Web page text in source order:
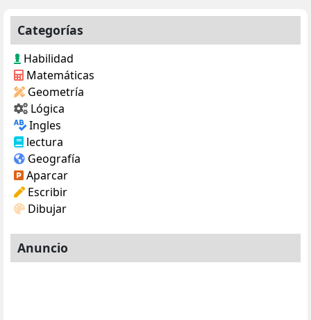
Categorías
Habilidad
Matemáticas
Geometría
Lógica
Ingles
lectura
Geografía
Aparcar
Escribir
Dibujar
Anuncio